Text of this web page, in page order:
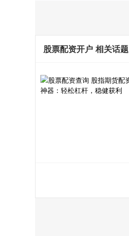
股票配资开户 相关话题